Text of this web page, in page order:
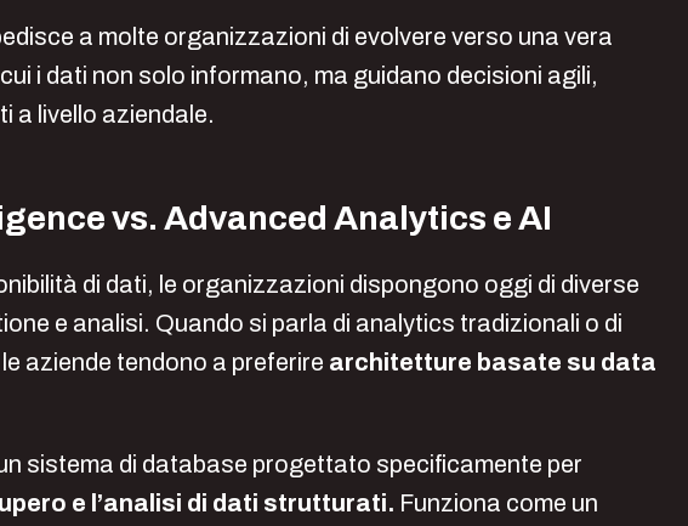
a molte organizzazioni di evolvere verso una vera
i dati non solo informano, ma guidano decisioni agili,
a livello aziendale.
vs. Advanced Analytics e AI
di dati, le organizzazioni dispongono oggi di diverse
e analisi. Quando si parla di analytics tradizionali o di
aziende tendono a preferire architetture basate su data
sistema di database progettato specificamente per
e l’analisi di dati strutturati. Funziona come un